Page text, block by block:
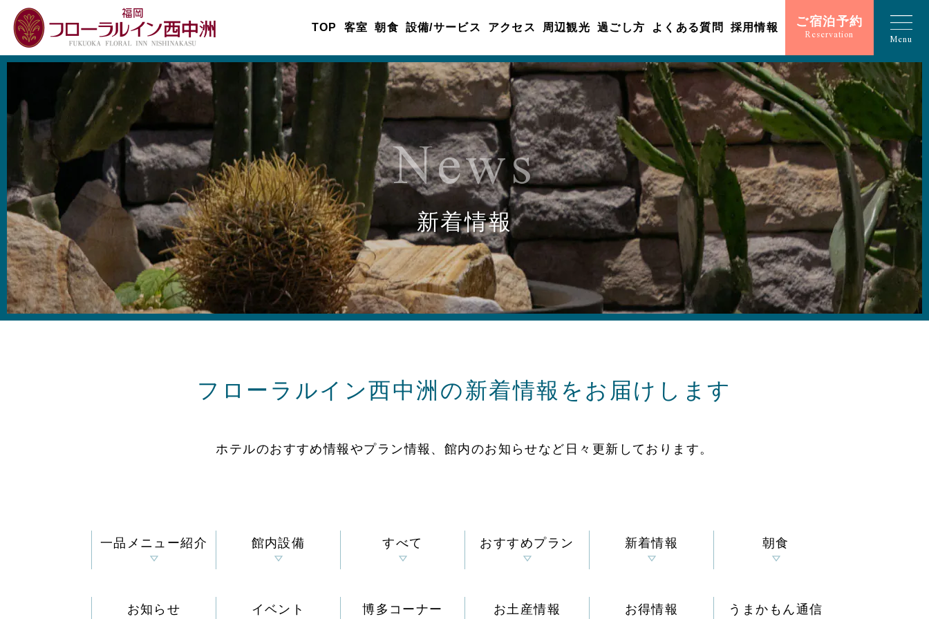
TOP 客室 朝食 設備/サービス アクセス 周辺観光 過ごし方 よくある質問 採用情報 ご宿泊予約
Reservation Menu
News
新着情報
フローラルイン西中洲の新着情報をお届けします
ホテルのおすすめ情報やプラン情報、 館内のお知らせなど 日々更新しております。
一品メニュー紹介 館内設備 すべて おすすめプラン 新着情報 朝食
お知らせ イベント 博多コーナー お土産情報 お得情報 うまかもん通信